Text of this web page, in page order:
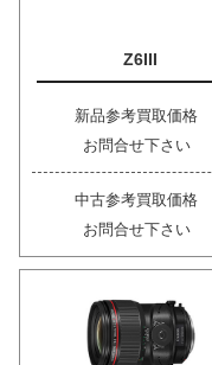
Z6III
新品参考買取価格
お問合せ下さい
中古参考買取価格
お問合せ下さい